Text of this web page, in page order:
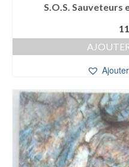
S.O.S. Sauveteurs